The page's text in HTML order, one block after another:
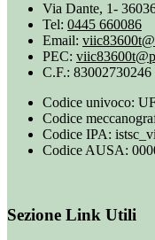
Via Dante, 1-
Tel: 0445 660086
Email:
PEC:
C.F.: 83002730246
Codice univoco:
Codice
Codice IPA:
Codice AUSA:
Sezione Link Utili